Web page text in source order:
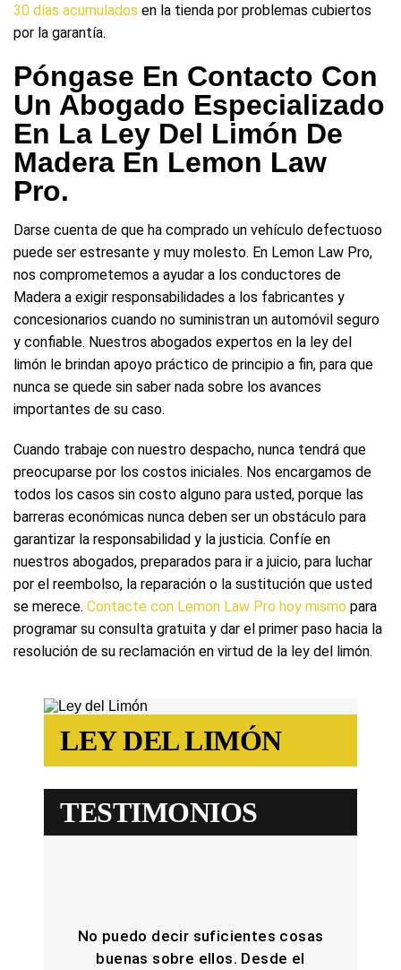
30 días acumulados en la tienda por problemas cubiertos
por la garantía.
Póngase En Contacto Con
Un Abogado Especializado
En La Ley Del Limón De
Madera En Lemon Law
Pro.
Darse cuenta de que ha comprado un vehículo defectuoso
puede ser estresante y muy molesto. En Lemon Law Pro,
nos comprometemos a ayudar a los conductores de
Madera a exigir responsabilidades a los fabricantes y
concesionarios cuando no suministran un automóvil seguro
y confiable. Nuestros abogados expertos en la ley del
limón le brindan apoyo práctico de principio a fin, para que
nunca se quede sin saber nada sobre los avances
importantes de su caso.
Cuando trabaje con nuestro despacho, nunca tendrá que
preocuparse por los costos iniciales. Nos encargamos de
todos los casos sin costo alguno para usted, porque las
barreras económicas nunca deben ser un obstáculo para
garantizar la responsabilidad y la justicia. Confíe en
nuestros abogados, preparados para ir a juicio, para luchar
por el reembolso, la reparación o la sustitución que usted
se merece. Contacte con Lemon Law Pro hoy mismo para
programar su consulta gratuita y dar el primer paso hacia la
resolución de su reclamación en virtud de la ley del limón.
LEY DEL LIMÓN
TESTIMONIOS
No puedo decir suficientes cosas
buenas sobre ellos. Desde el